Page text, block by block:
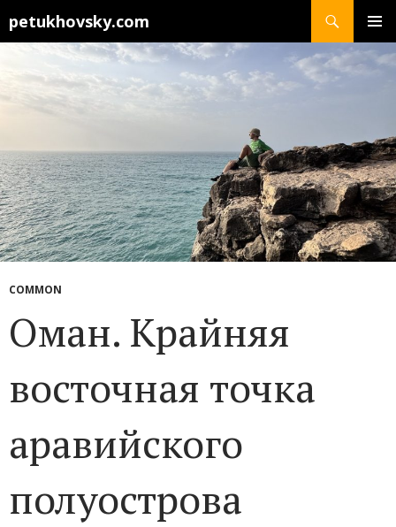
petukhovsky.com
MENU
SKIP
CONTENT
COMMON
Оман. Крайняя
восточная точка
аравийского
полуострова